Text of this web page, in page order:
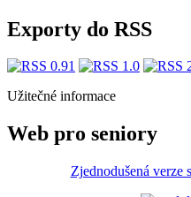
Exporty do RSS
Užitečné informace
Web pro seniory
Zjednodušená verze